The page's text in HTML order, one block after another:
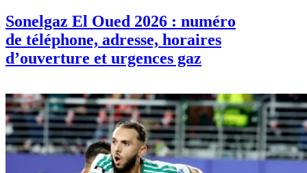
Sonelgaz El Oued 2026 : numéro
de téléphone, adresse, horaires
d’ouverture et urgences gaz